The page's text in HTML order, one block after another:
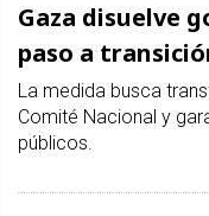
Gaza disuelve
paso a
La medida busca
Comité Nacional y
públicos.